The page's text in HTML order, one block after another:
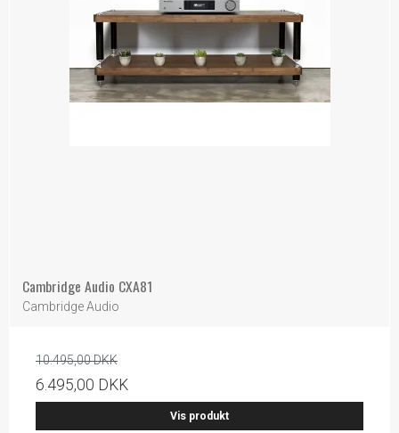
Cambridge Audio CXA81
Cambridge Audio
10.495,00 DKK
6.495,00 DKK
Vis produkt